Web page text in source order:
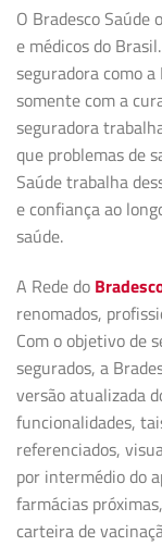
O Bradesco
e médicos do
seguradora como
somente com a
seguradora
que problemas de
Saúde trabalha
e confiança ao
saúde.
A Rede do
renomados,
Com o objetivo de
segurados, a
versão atualizada
funcionalidades,
referenciados,
por intermédio do
farmácias
carteira de